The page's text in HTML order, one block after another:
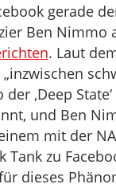
gerade
Ben Nimmo
. Laut
‚Deep
und Ben
mit der
Tank zu
dieses